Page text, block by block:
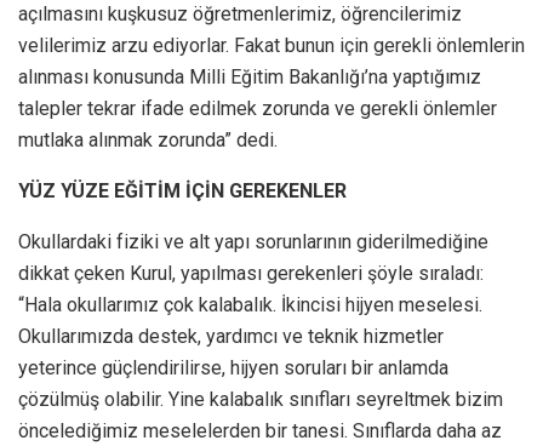
açılmasını kuşkusuz öğretmenlerimiz, öğrencilerimiz
velilerimiz arzu ediyorlar. Fakat bunun için gerekli önlemlerin
alınması konusunda Milli Eğitim Bakanlığı’na yaptığımız
talepler tekrar ifade edilmek zorunda ve gerekli önlemler
mutlaka alınmak zorunda” dedi.
YÜZ YÜZE EĞİTİM İÇİN GEREKENLER
Okullardaki fiziki ve alt yapı sorunlarının giderilmediğine
dikkat çeken Kurul, yapılması gerekenleri şöyle sıraladı:
“Hala okullarımız çok kalabalık. İkincisi hijyen meselesi.
Okullarımızda destek, yardımcı ve teknik hizmetler
yeterince güçlendirilirse, hijyen soruları bir anlamda
çözülmüş olabilir. Yine kalabalık sınıfları seyreltmek bizim
öncelediğimiz meselelerden bir tanesi. Sınıflarda daha az